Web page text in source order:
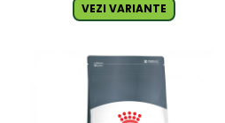
VEZI VARIANTE